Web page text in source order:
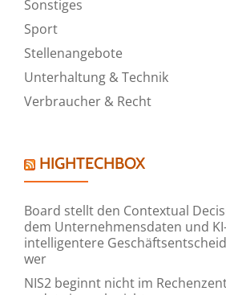
Sonstiges
Sport
Stellenangebote
Unterhaltung & Technik
Verbraucher & Recht
HIGHTECHBOX
Board stellt den Contextual
dem Unternehmensdaten und
intelligentere
wer
NIS2 beginnt nicht im